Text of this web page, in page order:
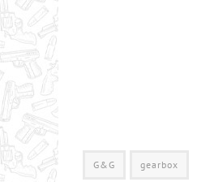
G&G gearbox